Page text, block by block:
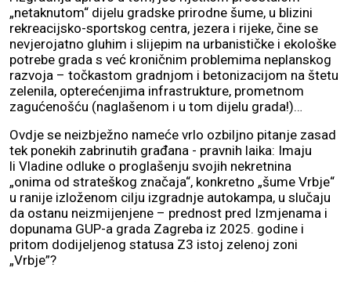
„netaknutom“ dijelu gradske prirodne šume, u blizini
rekreacijsko-sportskog centra, jezera i rijeke, čine se
nevjerojatno gluhim i slijepim na urbanističke i ekološke
potrebe grada s već kroničnim problemima neplanskog
razvoja – točkastom gradnjom i betonizacijom na štetu
zelenila, opterećenjima infrastrukture, prometnom
zagućenošću (naglašenom i u tom dijelu grada!)…
Ovdje se neizbježno nameće vrlo ozbiljno pitanje zasad
tek ponekih zabrinutih građana - pravnih laika: Imaju
li Vladine odluke o proglašenju svojih nekretnina
„onima od strateškog značaja“, konkretno „šume Vrbje“
u ranije izloženom cilju izgradnje autokampa, u slučaju
da ostanu neizmijenjene – prednost pred Izmjenama i
dopunama GUP-a grada Zagreba iz 2025. godine i
pritom dodijeljenog statusa Z3 istoj zelenoj zoni
„Vrbje”?